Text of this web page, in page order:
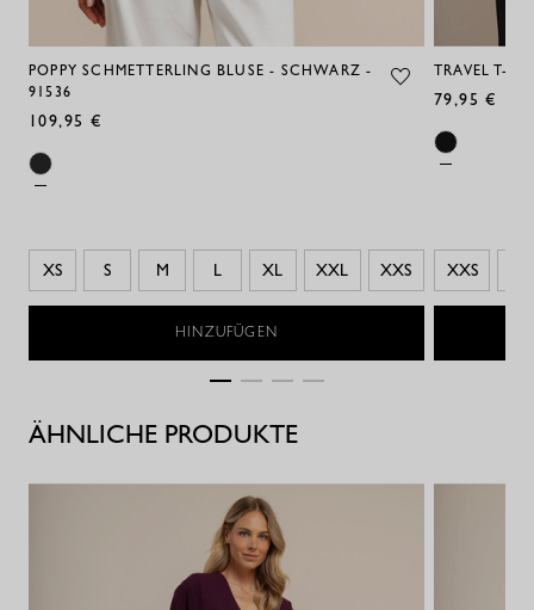
POPPY SCHMETTERLING BLUSE - SCHWARZ -
91536
109,95 €
XS S M L XL XXL XXS
HINZUFÜGEN
TRAVEL T-
79,95 €
XXS
ÄHNLICHE PRODUKTE